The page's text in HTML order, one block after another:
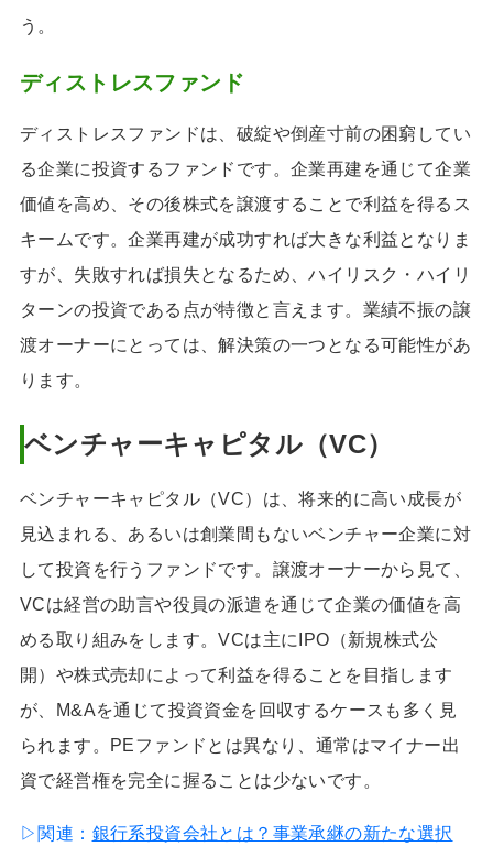
う。
ディストレスファンド
ディストレスファンドは、破綻や倒産寸前の困窮してい
る企業に投資するファンドです。企業再建を通じて企業
価値を高め、その後株式を譲渡することで利益を得るス
キームです。企業再建が成功すれば大きな利益となりま
すが、失敗すれば損失となるため、ハイリスク・ハイリ
ターンの投資である点が特徴と言えます。業績不振の譲
渡オーナーにとっては、解決策の一つとなる可能性があ
ります。
ベンチャーキャピタル（VC）
ベンチャーキャピタル（VC）は、将来的に高い成長が
見込まれる、あるいは創業間もないベンチャー企業に対
して投資を行うファンドです。譲渡オーナーから見て、
VCは経営の助言や役員の派遣を通じて企業の価値を高
める取り組みをします。VCは主にIPO（新規株式公
開）や株式売却によって利益を得ることを目指します
が、M&Aを通じて投資資金を回収するケースも多く見
られます。PEファンドとは異なり、通常はマイナー出
資で経営権を完全に握ることは少ないです。
▷関連： 銀行系投資会社とは？事業承継の新たな選択